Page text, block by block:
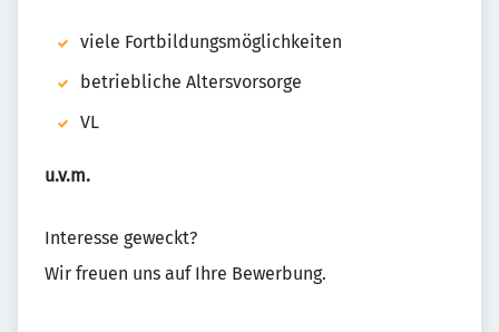
viele Fortbildungsmöglichkeiten
betriebliche Altersvorsorge
VL
u.v.m.
Interesse geweckt?
Wir freuen uns auf Ihre Bewerbung.